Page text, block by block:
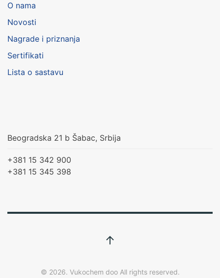
O nama
Novosti
Nagrade i priznanja
Sertifikati
Lista o sastavu
Beogradska 21 b Šabac, Srbija
+381 15 342 900
+381 15 345 398
© 2026. Vukochem doo All rights reserved.